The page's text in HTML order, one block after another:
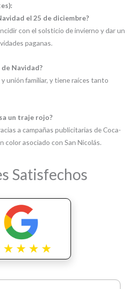
el 25 de diciembre?
con el solsticio de invierno y dar un
paganas.
Navidad?
unión familiar, y tiene raíces tanto
un traje rojo?
a campañas publicitarias de Coca-
color asociado con San Nicolás.
Satisfechos